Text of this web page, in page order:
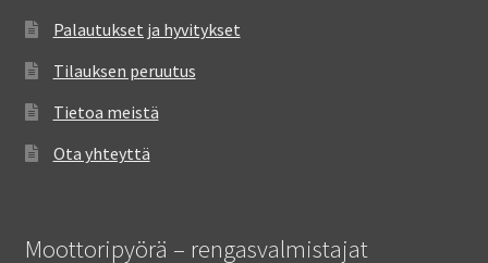
Palautukset ja hyvitykset
Tilauksen peruutus
Tietoa meistä
Ota yhteyttä
Moottoripyörä – rengasvalmistajat